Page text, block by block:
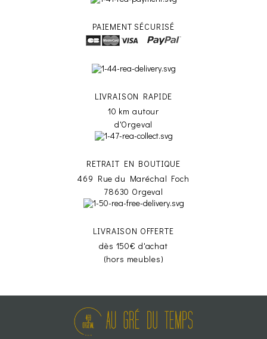
PAIEMENT SÉCURISÉ
LIVRAISON RAPIDE
10 km autour
d'Orgeval
RETRAIT EN BOUTIQUE
469 Rue du Maréchal Foch
78630 Orgeval
LIVRAISON OFFERTE
dès 150€ d'achat
(hors meubles)